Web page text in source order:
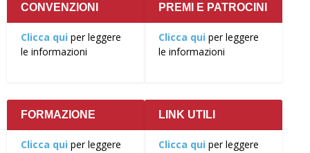
CONVENZIONI
Clicca qui per leggere
le informazioni
PREMI E PATROCINI
Clicca qui per leggere
le informazioni
FORMAZIONE
Clicca qui per leggere
LINK UTILI
Clicca qui per leggere